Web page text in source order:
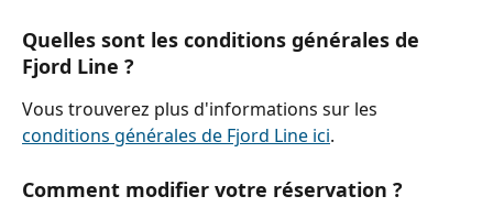
Quelles sont les conditions générales de
Fjord Line ?
Vous trouverez plus d'informations sur les
conditions générales de Fjord Line ici.
Comment modifier votre réservation ?